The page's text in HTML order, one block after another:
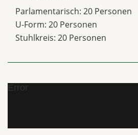
Parlamentarisch: 20 Personen
U-Form: 20 Personen
Stuhlkreis: 20 Personen
Error